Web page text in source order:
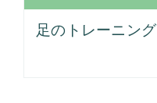
足のトレーニング